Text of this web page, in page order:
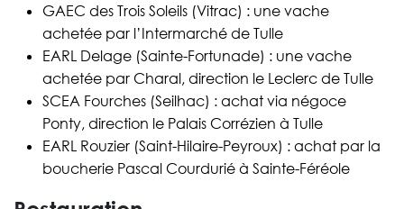
GAEC des Trois Soleils (Vitrac) : une vache
achetée par l’Intermarché de Tulle
EARL Delage (Sainte-Fortunade) : une vache
achetée par Charal, direction le Leclerc de Tulle
SCEA Fourches (Seilhac) : achat via négoce
Ponty, direction le Palais Corrézien à Tulle
EARL Rouzier (Saint-Hilaire-Peyroux) : achat par la
boucherie Pascal Courdurié à Sainte-Féréole